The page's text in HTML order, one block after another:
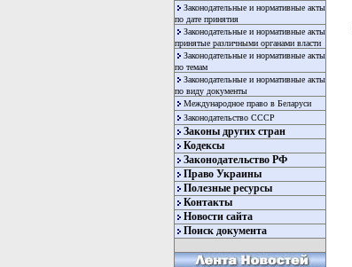
Законодательные и нормативные акты
по дате принятия
Законодательные и нормативные акты
принятые различными органами власти
Законодательные и нормативные акты
по темам
Законодательные и нормативные акты
по виду документы
Международное право в Беларуси
Законодательство СССР
Законы других стран
Кодексы
Законодательство РФ
Право Украины
Полезные ресурсы
Контакты
Новости сайта
Поиск документа